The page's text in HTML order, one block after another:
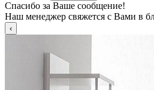
Спасибо за Ваше сообщение!
Наш менеджер свяжется с Вами в